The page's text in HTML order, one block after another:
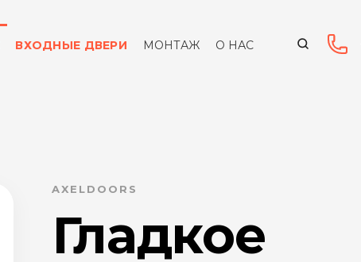
ВХОДНЫЕ ДВЕРИ МОНТАЖ О НАС
AXELDOORS
Гладкое